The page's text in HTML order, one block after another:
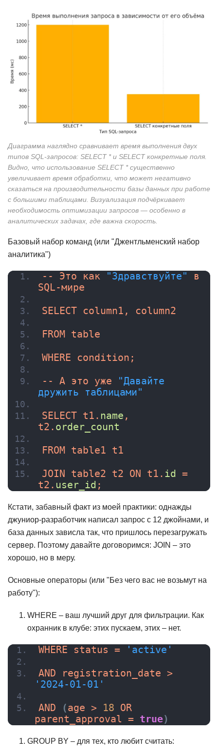
Диаграмма наглядно сравнивает время выполнения двух
типов SQL-запросов: SELECT * и SELECT конкретные поля.
Видно, что использование SELECT * существенно
увеличивает время обработки, что может негативно
сказаться на производительности базы данных при работе
с большими таблицами. Визуализация подчёркивает
необходимость оптимизации запросов — особенно в
аналитических задачах, где важна скорость.
Базовый набор команд (или "Джентльменский набор
аналитика")
-- Это как "Здравствуйте"
в
SQL-мире
SELECT column1, column2
FROM table
WHERE condition;
-- А это уже
"Давайте
дружить таблицами"
SELECT t1. name ,
t2. order_count
FROM table1 t1
JOIN table2 t2 ON t1. id
=
t2. user_id ;
Кстати, забавный факт из моей практики: однажды
джуниор-разработчик написал запрос с 12 джойнами, и
база данных зависла так, что пришлось перезагружать
сервер. Поэтому давайте договоримся: JOIN – это
хорошо, но в меру.
Основные операторы (или "Без чего вас не возьмут на
работу"):
WHERE – ваш лучший друг для фильтрации. Как
охранник в клубе: этих пускаем, этих – нет.
WHERE status = 'active'
'2024-01-01'
AND (age > 18 OR
parent_approval = true)
GROUP BY – для тех, кто любит считать:
нуля до PRO